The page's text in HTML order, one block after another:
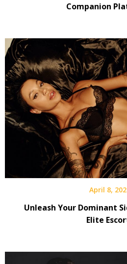
Companion
April 8,
Unleash Your Dominant
Elite